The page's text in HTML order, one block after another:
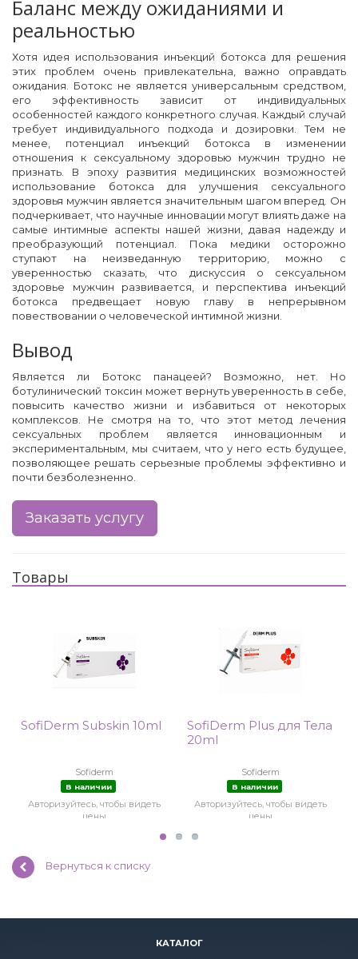
Баланс между ожиданиями и
реальностью
Хотя идея использования инъекций ботокса для решения
этих проблем очень привлекательна, важно оправдать
ожидания. Ботокс не является универсальным средством,
его эффективность зависит от индивидуальных
особенностей каждого конкретного случая. Каждый случай
требует индивидуального подхода и дозировки. Тем не
менее, потенциал инъекций ботокса в изменении
отношения к сексуальному здоровью мужчин трудно не
признать. В эпоху развития медицинских возможностей
использование ботокса для улучшения сексуального
здоровья мужчин является значительным шагом вперед. Он
подчеркивает, что научные инновации могут влиять даже на
самые интимные аспекты нашей жизни, давая надежду и
преобразующий потенциал. Пока медики осторожно
ступают на неизведанную территорию, можно с
уверенностью сказать, что дискуссия о сексуальном
здоровье мужчин развивается, и перспектива инъекций
ботокса предвещает новую главу в непрерывном
повествовании о человеческой интимной жизни.
Вывод
Является ли Ботокс панацеей? Возможно, нет. Но
ботулинический токсин может вернуть уверенность в себе,
повысить качество жизни и избавиться от некоторых
комплексов. Не смотря на то, что этот метод лечения
сексуальных проблем является инновационным и
экспериментальным, мы считаем, что у него есть будущее,
позволяющее решать серьезные проблемы эффективно и
почти безболезненно.
Заказать услугу
Товары
SofiDerm Subskin 10ml
Sofiderm
В наличии
Авторизуйтесь, чтобы видеть
цены
SofiDerm Plus для Тела
20ml
Sofiderm
В наличии
Авторизуйтесь, чтобы видеть
цены
Вернуться к списку
КАТАЛОГ